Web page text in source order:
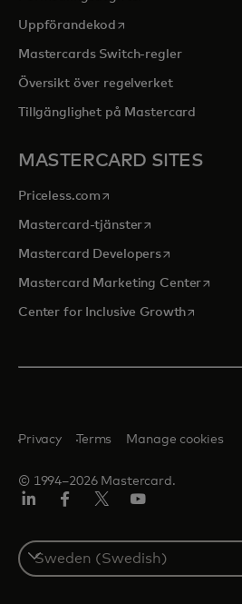
Uppförandekod opens in a new tab
Mastercards Switch-regler
Översikt över regelverket
Tillgänglighet på Mastercard
MASTERCARD SITES
Priceless.com opens in a new tab
Mastercard-tjänsteropens in a new
Mastercard Developersopens in a
Mastercard Marketing Centeropens
Center for Inclusive Growthopens in
© 1994–2026 Mastercard.
Privacy Terms Manage cookies
Select
a
country